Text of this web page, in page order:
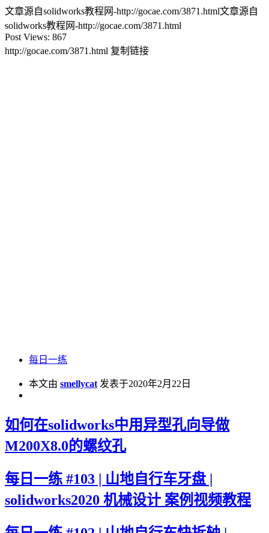
文章源自solidworks教程网-http://gocae.com/3871.html文章源自
solidworks教程网-http://gocae.com/3871.html
Post Views: 867
http://gocae.com/3871.html 复制链接
每日一练
本文由 smellycat 发表于2020年2月22日
如何在solidworks中用异型孔向导做
M200X8.0的螺纹孔
每日一练 #103 | 山地自行车牙盘 |
solidworks2020 机械设计 案例视频教程